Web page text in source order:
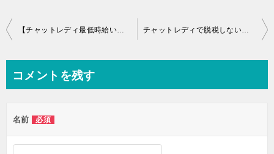
投
ビ
ー
シ
【チャットレディ最低時給いくら？】おすすめサイト！ チャットレディで脱税しないために
コメントを残す
名前 必須